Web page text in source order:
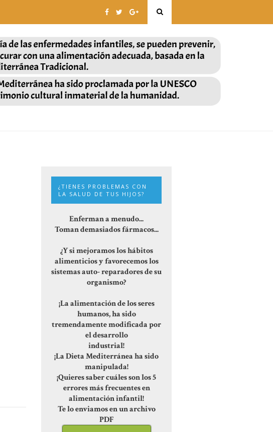
¿TIENES PROBLEMAS CON
LA SALUD DE TUS HIJOS?
Enferman a menudo...
Toman demasiados fármacos...
¿Y si mejoramos los hábitos
alimenticios y favorecemos los
sistemas auto- reparadores de su
organismo?
¡La alimentación de los seres
humanos, ha sido
tremendamente modificada por
el desarrollo
industrial!
¡La Dieta Mediterránea ha sido
manipulada!
¡Quieres saber cuáles son los 5
errores más frecuentes en
alimentación infantil!
Te lo enviamos en un archivo
PDF